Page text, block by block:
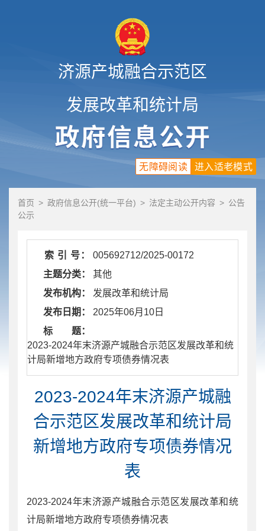
济源产城融合示范区
发展改革和统计局
进入适老模式
无障碍阅读
首页 > 政府信息公开(统一平台) > 法定主动公开内容 > 公告
公示
索 引 号：
005692712/2025-00172
主题分类：
其他
发布机构：
发展改革和统计局
发布日期：
2025年06月10日
标 题：
​ 2023-2024年末济源产城融合示范区发展改革和统
计局新增地方政府专项债券情况表
2023-2024年末济源产城融
合示范区发展改革和统计局
新增地方政府专项债券情况
表
2023-2024年末济源产城融合示范区发展改革和统
计局新增地方政府专项债券情况表